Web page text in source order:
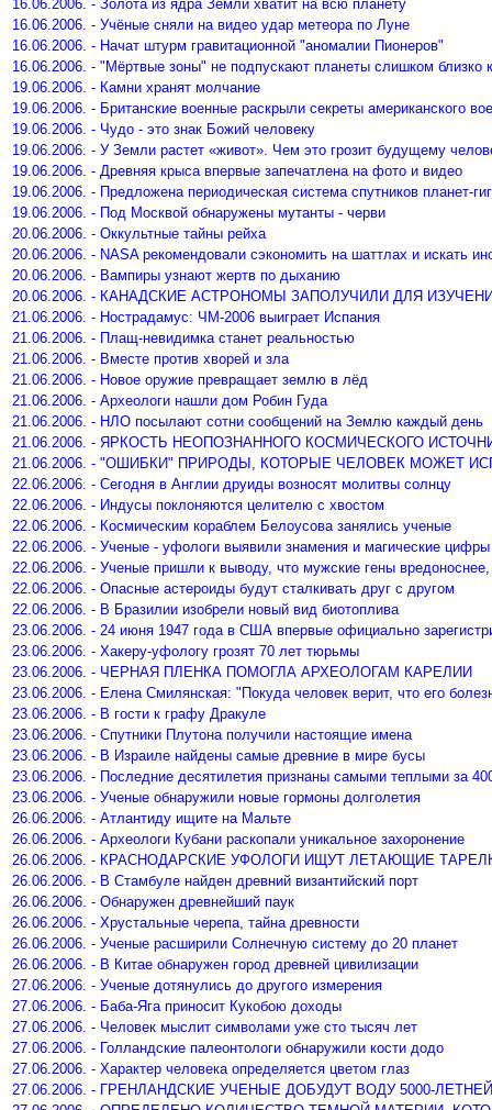
16.06.2006. - Золота из ядра Земли хватит на всю планету
16.06.2006. - Учёные сняли на видео удар метеора по Луне
16.06.2006. - Начат штурм гравитационной "аномалии Пионеров"
16.06.2006. - "Мёртвые зоны" не подпускают планеты слишком близко
19.06.2006. - Камни хранят молчание
19.06.2006. - Британские военные раскрыли секреты американского
19.06.2006. - Чудо - это знак Божий человеку
19.06.2006. - У Земли растет «живот». Чем это грозит будущему
19.06.2006. - Древняя крыса впервые запечатлена на фото и видео
19.06.2006. - Предложена периодическая система спутников планет-
19.06.2006. - Под Москвой обнаружены мутанты - черви
20.06.2006. - Оккультные тайны рейха
20.06.2006. - NASA рекомендовали сэкономить на шаттлах и искать
20.06.2006. - Вампиры узнают жертв по дыханию
20.06.2006. - КАНАДСКИЕ АСТРОНОМЫ ЗАПОЛУЧИЛИ ДЛЯ
21.06.2006. - Нострадамус: ЧМ-2006 выиграет Испания
21.06.2006. - Плащ-невидимка станет реальностью
21.06.2006. - Вместе против хворей и зла
21.06.2006. - Новое оружие превращает землю в лёд
21.06.2006. - Археологи нашли дом Робин Гуда
21.06.2006. - НЛО посылают сотни сообщений на Землю каждый день
21.06.2006. - ЯРКОСТЬ НЕОПОЗНАННОГО КОСМИЧЕСКОГО
21.06.2006. - "ОШИБКИ" ПРИРОДЫ, КОТОРЫЕ ЧЕЛОВЕК МОЖЕТ
22.06.2006. - Сегодня в Англии друиды возносят молитвы солнцу
22.06.2006. - Индусы поклоняются целителю с хвостом
22.06.2006. - Космическим кораблем Белоусова занялись ученые
22.06.2006. - Ученые - уфологи выявили знамения и магические
22.06.2006. - Ученые пришли к выводу, что мужские гены
22.06.2006. - Опасные астероиды будут сталкивать друг с другом
22.06.2006. - В Бразилии изобрели новый вид биотоплива
23.06.2006. - 24 июня 1947 года в США впервые официально
23.06.2006. - Хакеру-уфологу грозят 70 лет тюрьмы
23.06.2006. - ЧЕРНАЯ ПЛЕНКА ПОМОГЛА АРХЕОЛОГАМ КАРЕЛИИ
23.06.2006. - Елена Смилянская: "Покуда человек верит, что его
23.06.2006. - В гости к графу Дракуле
23.06.2006. - Спутники Плутона получили настоящие имена
23.06.2006. - В Израиле найдены самые древние в мире бусы
23.06.2006. - Последние десятилетия признаны самыми теплыми за
23.06.2006. - Ученые обнаружили новые гормоны долголетия
26.06.2006. - Атлантиду ищите на Мальте
26.06.2006. - Археологи Кубани раскопали уникальное захоронение
26.06.2006. - КРАСНОДАРСКИЕ УФОЛОГИ ИЩУТ ЛЕТАЮЩИЕ
26.06.2006. - В Стамбуле найден древний византийский порт
26.06.2006. - Обнаружен древнейший паук
26.06.2006. - Хрустальные черепа, тайна древности
26.06.2006. - Ученые расширили Солнечную систему до 20 планет
26.06.2006. - В Китае обнаружен город древней цивилизации
27.06.2006. - Ученые дотянулись до другого измерения
27.06.2006. - Баба-Яга приносит Кукобою доходы
27.06.2006. - Человек мыслит символами уже сто тысяч лет
27.06.2006. - Голландские палеонтологи обнаружили кости додо
27.06.2006. - Характер человека определяется цветом глаз
27.06.2006. - ГРЕНЛАНДСКИЕ УЧЕНЫЕ ДОБУДУТ ВОДУ 5000-